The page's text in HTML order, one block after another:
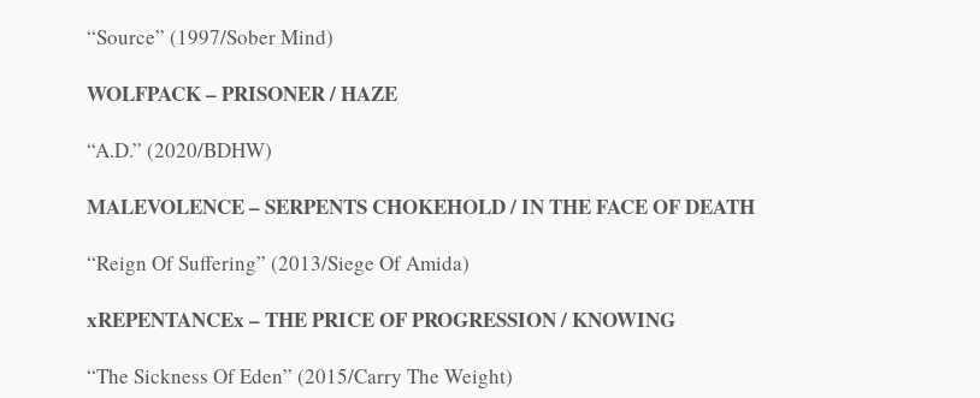
“Source” (1997/Sober Mind)
WOLFPACK – PRISONER / HAZE
“A.D.” (2020/BDHW)
MALEVOLENCE – SERPENTS CHOKEHOLD / IN THE FACE OF DEATH
“Reign Of Suffering” (2013/Siege Of Amida)
xREPENTANCEx – THE PRICE OF PROGRESSION / KNOWING
“The Sickness Of Eden” (2015/Carry The Weight)